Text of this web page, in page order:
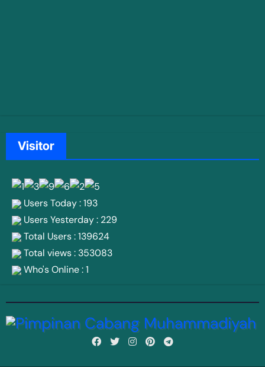
Visitor
Users Today : 193
Users Yesterday : 229
Total Users : 139624
Total views : 353083
Who's Online : 1